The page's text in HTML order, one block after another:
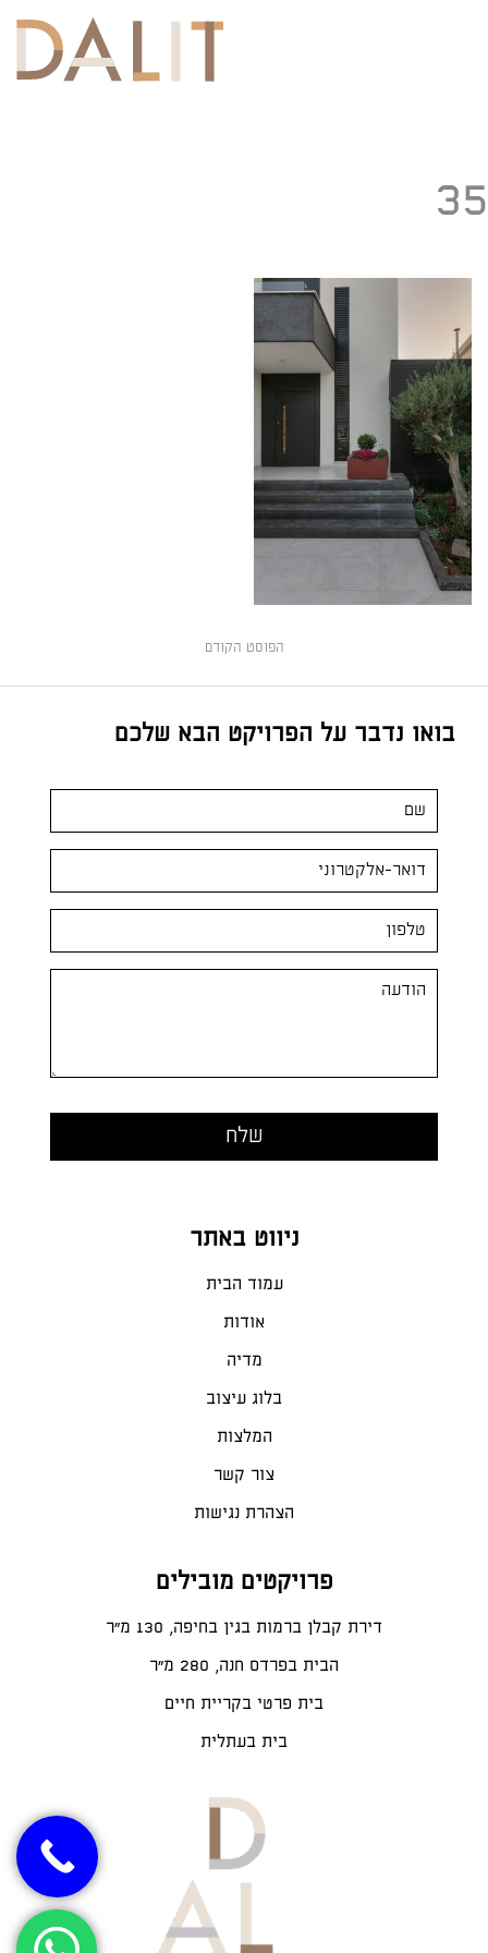
35
הפוסט הקודם
ניווט באתר
עמוד הבית
אודות
מדיה
בלוג עיצוב
המלצות
צור קשר
הצהרת נגישות
פרויקטים מובילים
דירת קבלן ברמות בגין בחיפה, 130 מ"ר
הבית בפרדס חנה, 280 מ״ר
בית פרטי בקריית חיים
בית בעתלית
בואו נדבר על הפרויקט הבא שלכם